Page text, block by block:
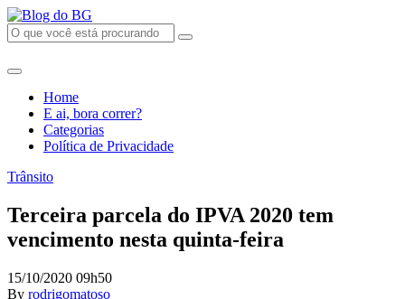
Home
E ai, bora correr?
Categorias
Política de Privacidade
Trânsito
Terceira parcela do IPVA 2020 tem
vencimento nesta quinta-feira
15/10/2020 09h50
By rodrigomatoso